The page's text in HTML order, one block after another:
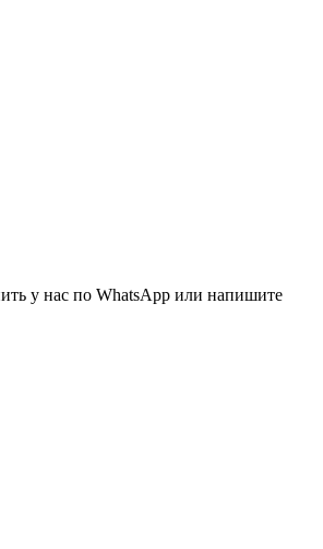
у нас по WhatsApp или напишите